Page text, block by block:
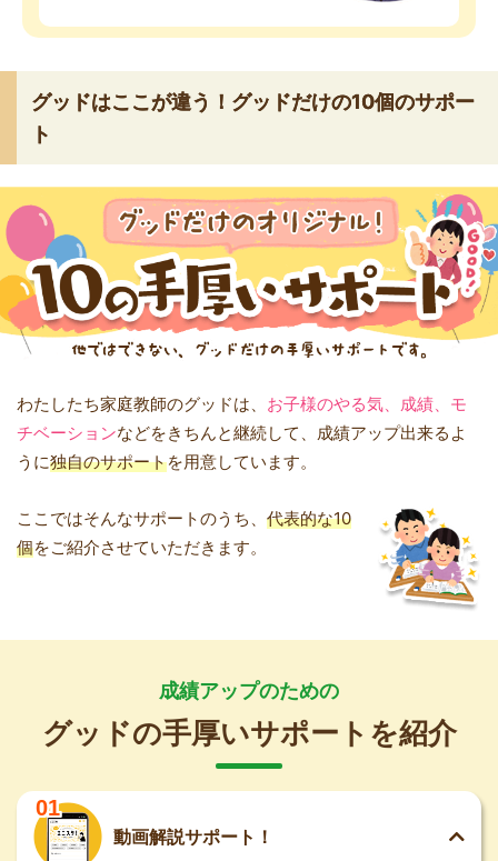
グッドはここが違う！グッドだけの10個のサポー
ト
わたしたち家庭教師のグッドは、 お子様のやる気、成績、モ
チベーションなどをきちんと継続して、成績アップ出来るよ
うに独自のサポートを用意しています。
ここではそんなサポートのうち、 代表的な10
個をご紹介させていただきます。
成績アップのための
グッドの手厚いサポートを紹介
01
動画解説サポート！